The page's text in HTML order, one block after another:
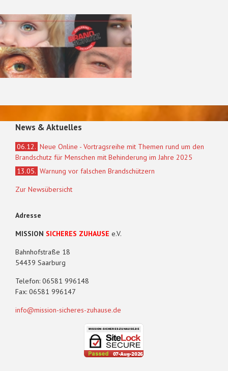
News & Aktuelles
06.12. Neue Online - Vortragsreihe mit Themen rund um den
Brandschutz für Menschen mit Behinderung im Jahre 2025
13.05. Warnung vor falschen Brandschützern
Zur Newsübersicht
Adresse
MISSION SICHERES ZUHAUSE e.V.
Bahnhofstraße 18
54439 Saarburg
Telefon: 06581 996148
Fax: 06581 996147
info@mission-sicheres-zuhause.de